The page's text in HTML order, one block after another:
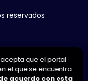
reservados
que el portal
el que se encuentra
acuerdo con esta